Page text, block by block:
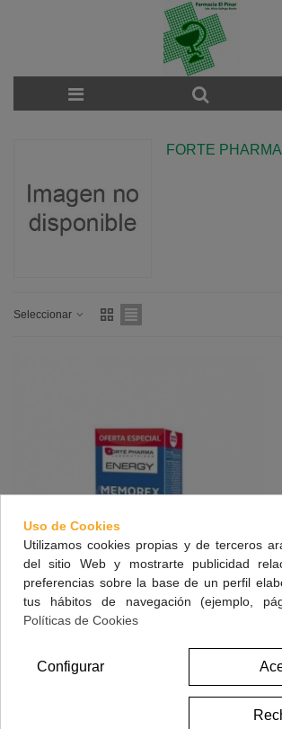
FORTE PHARMA
Seleccionar
Forte Pharma Energy Memorex 56
Uso de Cookies
Utilizamos cookies propias y de terceros
del sitio Web y mostrarte publicidad
preferencias sobre la base de un perfil
tus hábitos de navegación (ejemplo,
Políticas de Cookies
Configurar